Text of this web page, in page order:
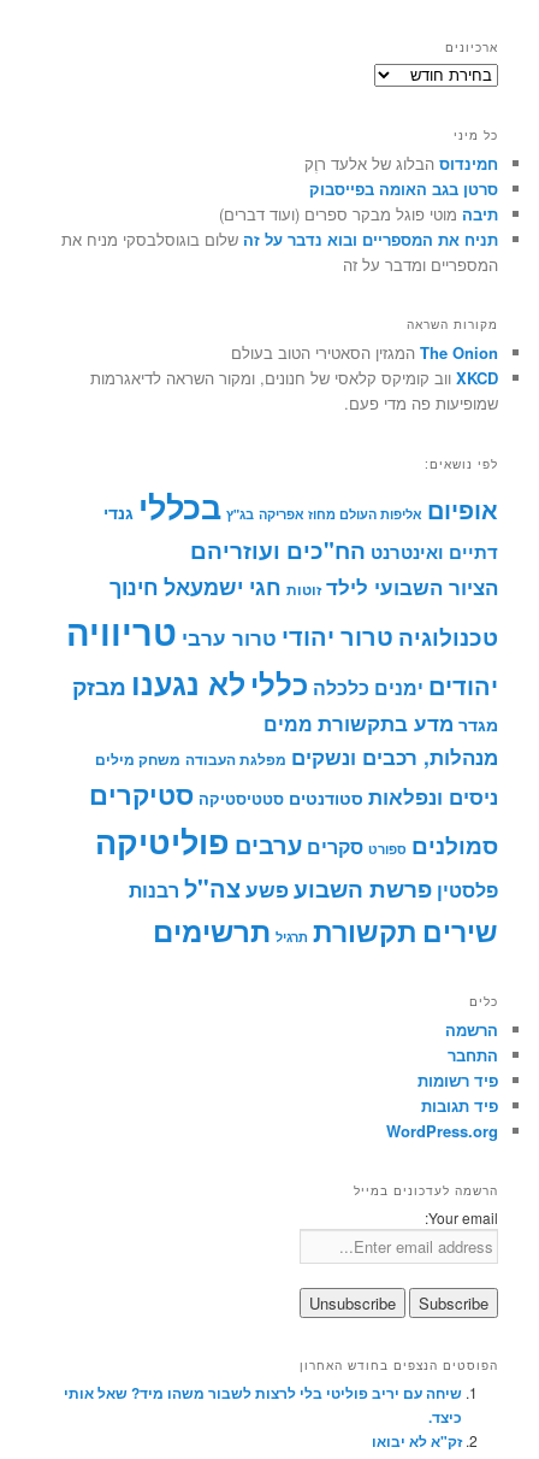
ארכיונים
ארכיונים
כל מיני
חמינדוס הבלוג של אלעד רוֶק
סרטן בגב האומה בפייסבוק
תיבה מוטי פוגל מבקר ספרים (ועוד דברים)
תניח את המספריים ובוא נדבר על זה שלום בוגוסלבסקי מניח את
המספריים ומדבר על זה
מקורות השראה
The Onion המגזין הסאטירי הטוב בעולם
XKCD ווב קומיקס קלאסי של חנונים, ומקור השראה לדיאגרמות
שמופיעות פה מדי פעם.
לפי נושאים:
אופיום אליפות העולם מחוז אפריקה בג"ץ בכללי גנדי
דתיים ואינטרנט הח"כים ועוזריהם
הציור השבועי לילד זוטות חגי ישמעאל חינוך
טכנולוגיה טרור יהודי טרור ערבי טריוויה
יהודים ימנים כלכלה כללי לא נגענו מבזק
מגדר מדע בתקשורת ממים
מנהלות, רכבים ונשקים מפלגת העבודה משחק מילים
ניסים ונפלאות סטודנטים סטטיסטיקה סטיקרים
סמולנים ספורט סקרים ערבים פוליטיקה
פלסטין פרשת השבועפשעצה"ל רבנות
שירים תקשורת תרגיל תרשימים
כלים
הרשמה
התחבר
פיד רשומות
פיד תגובות
WordPress.org
הרשמה לעדכונים במייל
Your email:
הפוסטים הנצפים בחודש האחרון
שיחה עם יריב פוליטי בלי לרצות לשבור משהו מיד? שאל אותי
כיצד.
זק"א לא יבואו